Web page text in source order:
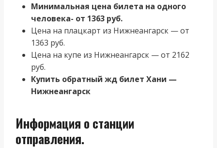
Минимальная цена билета на одного
человека- от 1363 руб.
Цена на плацкарт из Нижнеангарск — от
1363 руб.
Цена на купе из Нижнеангарск — от 2162
руб.
Купить обратный жд билет Хани —
Нижнеангарск
Информация о станции
отправления.